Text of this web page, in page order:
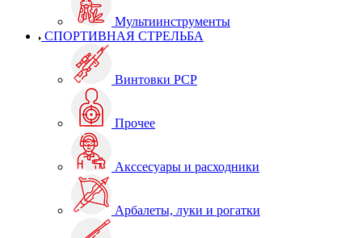
Мультиинструменты
СПОРТИВНАЯ СТРЕЛЬБА
Винтовки PCP
Прочее
Акссесуары и расходники
Арбалеты, луки и рогатки